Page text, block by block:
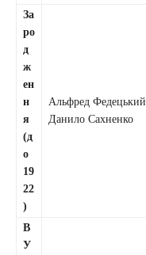
За
ро
д
ж
ен
н
я
(д
о
19
22
)
Альфред Федецький,
Данило Сахненко
В
У